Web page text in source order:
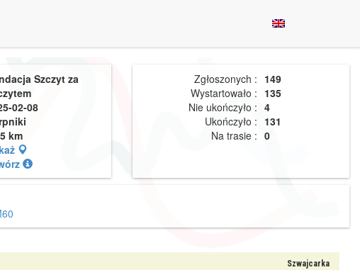
Szczyt za
02-08
km
Zgłoszonych : 149
Wystartowało : 135
Nie ukończyło : 4
Ukończyło : 131
Na trasie : 0
Szwajcarka